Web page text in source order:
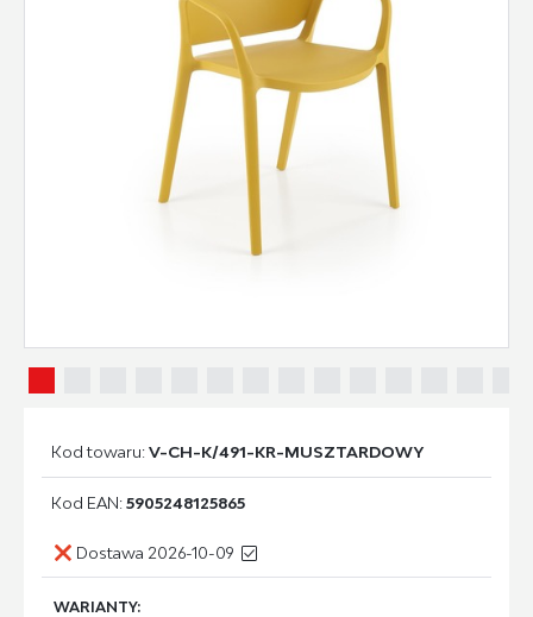
Kod towaru:V-CH-K/491-KR-MUSZTARDOWY
Kod EAN:5905248125865
Dostawa 2026-10-09
WARIANTY: